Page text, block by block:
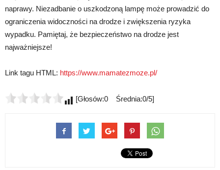
naprawy. Niezadbanie o uszkodzoną lampę może prowadzić do
ograniczenia widoczności na drodze i zwiększenia ryzyka
wypadku. Pamiętaj, że bezpieczeństwo na drodze jest
najważniejsze!
Link tagu HTML: https://www.mamatezmoze.pl/
[Głosów:0 Średnia:0/5]